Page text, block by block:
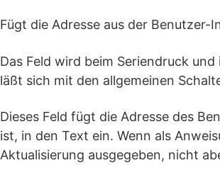
Fügt die Adresse aus der Benutzer-
Das Feld wird beim Seriendruck
läßt sich mit den allgemeinen
Dieses Feld fügt die Adresse des
ist, in den Text ein. Wenn als
Aktualisierung ausgegeben, nicht